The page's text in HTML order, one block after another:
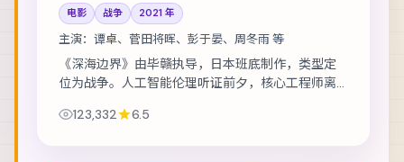
电影 战争 2021 年
主演： 谭卓、菅田将晖、彭于晏、周冬雨 等
《深海边界》由毕赣执导，日本班底制作，类型定
位为战争。人工智能伦理听证前夕，核心工程师离
演层次丰富。节奏层层推进，伏笔在第三幕集中...
123,332 6.5